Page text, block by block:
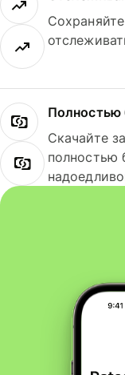
Полностью
Скачайте
полностью